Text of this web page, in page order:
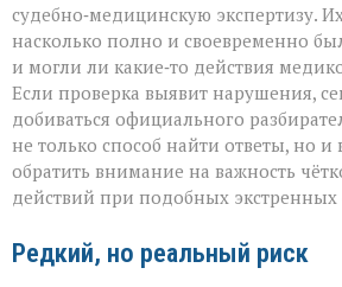
судебно‑медицинскую экспертизу.
насколько полно и своевременно
и могли ли какие‑то действия
Если проверка выявит нарушения,
добиваться официального
не только способ найти ответы, но и
обратить внимание на важность
действий при подобных экстренных
Редкий, но реальный риск